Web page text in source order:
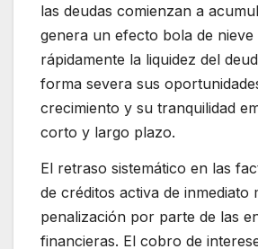
las deudas comienzan a
genera un efecto bola de
rápidamente la liquidez del
forma severa sus
crecimiento y su tranquilidad
corto y largo plazo.
El retraso sistemático en las
de créditos activa de inmediato
penalización por parte de las
financieras. El cobro de